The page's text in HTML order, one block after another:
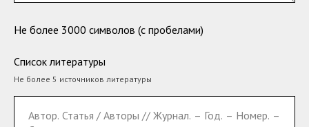
Не более 3000 символов (с пробелами)
Список литературы
Не более 5 источников литературы